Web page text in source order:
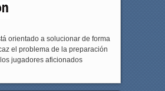
orientado a solucionar de forma
el problema de la preparación
jugadores aficionados